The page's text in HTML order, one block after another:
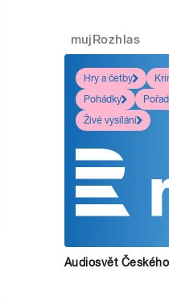
mujRozhlas
Hry a četby
Pohádky
Živé vysílání
Audiosvět